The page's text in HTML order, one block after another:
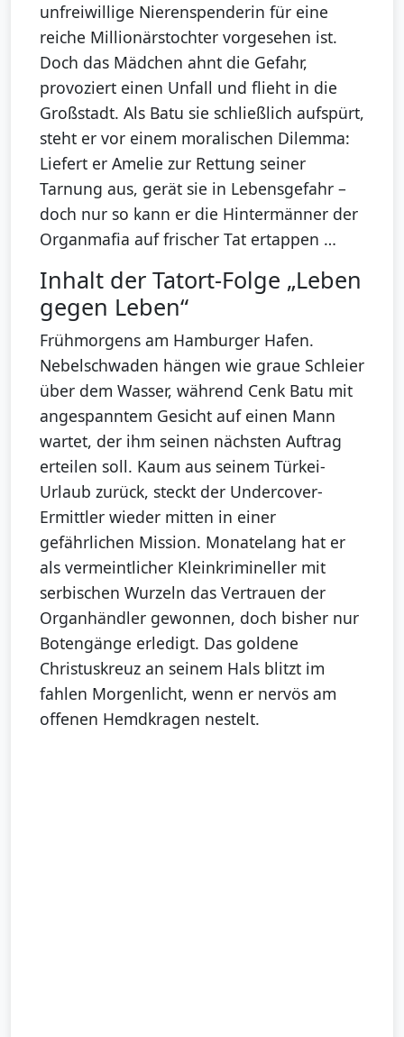
unfreiwillige Nierenspenderin für eine
reiche Millionärstochter vorgesehen ist.
Doch das Mädchen ahnt die Gefahr,
provoziert einen Unfall und flieht in die
Großstadt. Als Batu sie schließlich aufspürt,
steht er vor einem moralischen Dilemma:
Liefert er Amelie zur Rettung seiner
Tarnung aus, gerät sie in Lebensgefahr –
doch nur so kann er die Hintermänner der
Organmafia auf frischer Tat ertappen …
Inhalt der Tatort-Folge „Leben
gegen Leben“
Frühmorgens am Hamburger Hafen.
Nebelschwaden hängen wie graue Schleier
über dem Wasser, während Cenk Batu mit
angespanntem Gesicht auf einen Mann
wartet, der ihm seinen nächsten Auftrag
erteilen soll. Kaum aus seinem Türkei-
Urlaub zurück, steckt der Undercover-
Ermittler wieder mitten in einer
gefährlichen Mission. Monatelang hat er
als vermeintlicher Kleinkrimineller mit
serbischen Wurzeln das Vertrauen der
Organhändler gewonnen, doch bisher nur
Botengänge erledigt. Das goldene
Christuskreuz an seinem Hals blitzt im
fahlen Morgenlicht, wenn er nervös am
offenen Hemdkragen nestelt.